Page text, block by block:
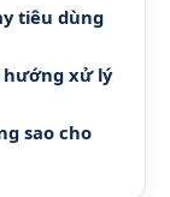
tiêu dùng
hướng xử lý
sao cho